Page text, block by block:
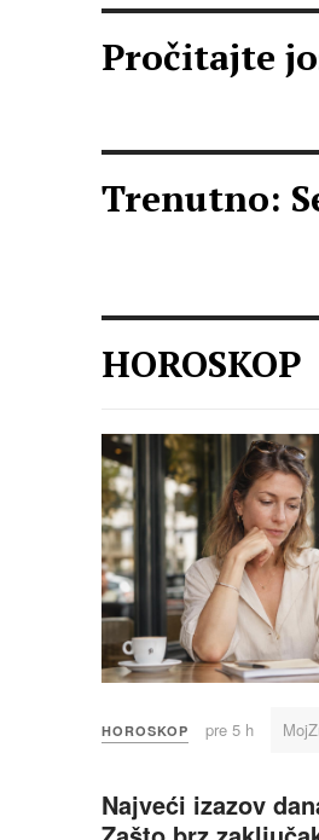
Pročitajte
Trenutno:
HOROSKOP
HOROSKOP pre 5 h
Najveći izazov